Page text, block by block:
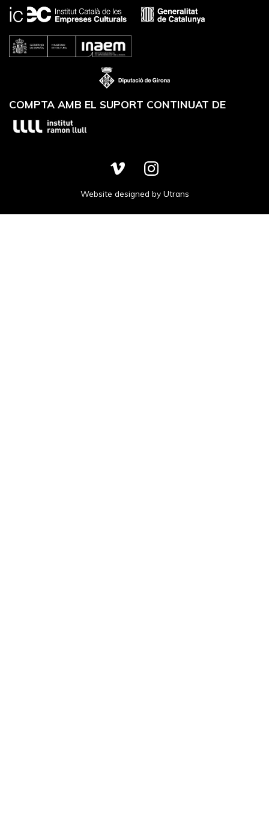
COMPTA AMB EL SUPORT CONTINUAT DE
Website designed by Utrans